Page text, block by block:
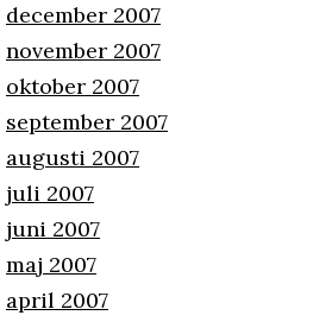
december 2007
november 2007
oktober 2007
september 2007
augusti 2007
juli 2007
juni 2007
maj 2007
april 2007